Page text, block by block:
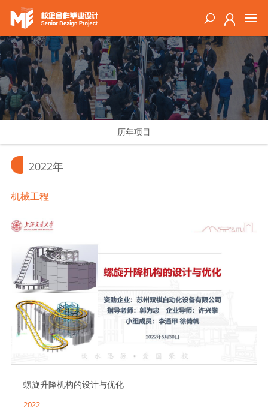
历年项目
2022年
机械工程
螺旋升降机构的设计与优化
2022